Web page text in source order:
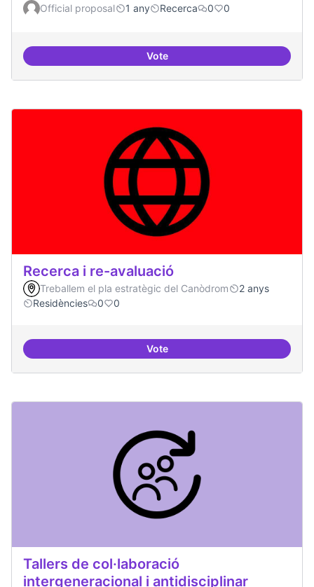
Official proposal 1 any Recerca 0 0
VoteConnectar repositori de
Recerca i re-avaluació
Treballem el pla estratègic del Canòdrom
2 anys
Residències
0 0
VoteRecerca i re-avaluació
Tallers de col·laboració
intergeneracional i antidisciplinar